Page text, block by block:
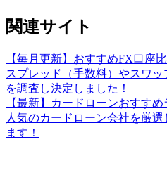
関連サイト
【毎月更新】おすすめFX口座
スプレッド（手数料）やスワ
を調査し決定しました！
【最新】カードローンおすす
人気のカードローン会社を厳
ます！